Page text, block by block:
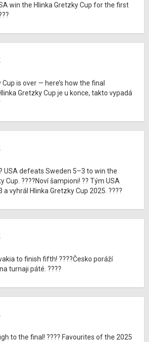
win the Hlinka Gretzky Cup for the first
is over — here’s how the final
Gretzky Cup je u konce, takto vypadá
USA defeats Sweden 5–3 to win the
Cup. ????Noví šampioni! ?? Tým USA
a vyhrál Hlinka Gretzky Cup 2025. ????
to finish fifth! ????Česko poráží
turnaji páté. ????
to the final! ???? Favourites of the 2025